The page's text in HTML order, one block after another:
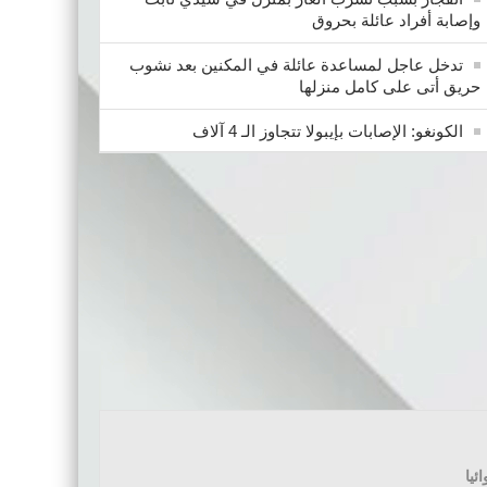
وإصابة أفراد عائلة بحروق
تدخل عاجل لمساعدة عائلة في المكنين بعد نشوب
حريق أتى على كامل منزلها
الكونغو: الإصابات بإيبولا تتجاوز الـ 4 آلاف